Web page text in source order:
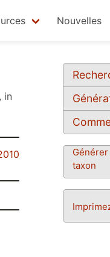
Nouvelles
taxon
in